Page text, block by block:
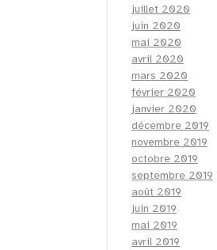
juillet 2020
juin 2020
mai 2020
avril 2020
mars 2020
février 2020
janvier 2020
décembre 2019
novembre 2019
octobre 2019
septembre 2019
août 2019
juin 2019
mai 2019
avril 2019